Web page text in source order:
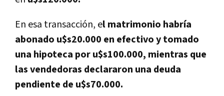
En esa transacción, el matrimonio habría
abonado u$s20.000 en efectivo y tomado
una hipoteca por u$s100.000, mientras que
las vendedoras declararon una deuda
pendiente de u$s70.000.